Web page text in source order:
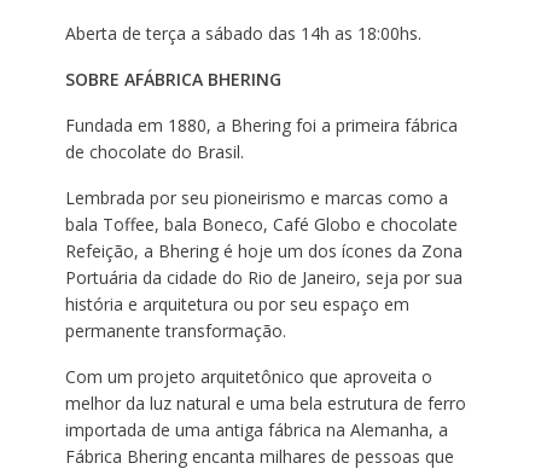
Aberta de terça a sábado das 14h as 18:00hs.
SOBRE AFÁBRICA BHERING
Fundada em 1880, a Bhering foi a primeira fábrica
de chocolate do Brasil.
Lembrada por seu pioneirismo e marcas como a
bala Toffee, bala Boneco, Café Globo e chocolate
Refeição, a Bhering é hoje um dos ícones da Zona
Portuária da cidade do Rio de Janeiro, seja por sua
história e arquitetura ou por seu espaço em
permanente transformação.
Com um projeto arquitetônico que aproveita o
melhor da luz natural e uma bela estrutura de ferro
importada de uma antiga fábrica na Alemanha, a
Fábrica Bhering encanta milhares de pessoas que